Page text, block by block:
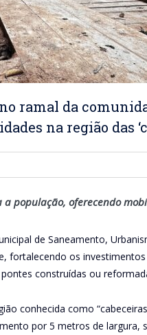
ramal da
na região das
população, oferecendo
de Saneamento,
fortalecendo os
construídas ou
conhecida como
por 5 metros de largura,